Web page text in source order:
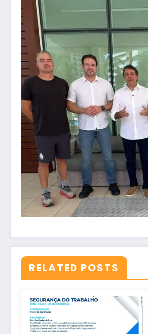
RELATED POSTS